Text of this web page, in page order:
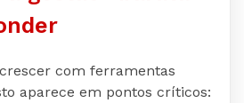
com ferramentas
aparece em pontos críticos: